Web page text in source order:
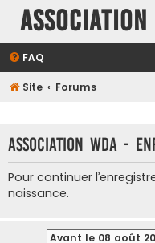
Association
FAQ
Site
Forums
Association WDA -
Pour continuer
naissance.